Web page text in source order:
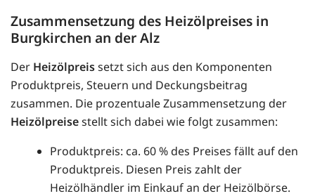
Zusammensetzung des Heizölpreises in
Burgkirchen an der Alz
Der Heizölpreissetzt sich aus den Komponenten
Produktpreis, Steuern und Deckungsbeitrag
zusammen. Die prozentuale Zusammensetzung der
Heizölpreisestellt sich dabei wie folgt zusammen:
Produktpreis: ca. 60 % des Preises fällt auf den
Produktpreis. Diesen Preis zahlt der
Heizölhändler im Einkauf an der Heizölbörse.